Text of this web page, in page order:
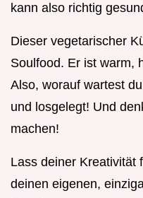
kann also richtig
Dieser vegetarischer
Soulfood. Er ist warm,
Also, worauf wartest
und losgelegt! Und
machen!
Lass deiner Kreativität
deinen eigenen,